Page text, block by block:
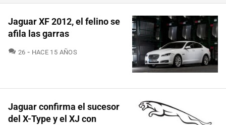
Jaguar XF 2012, el felino se
afila las garras
26 COMENTARIOS
HACE 15 AÑOS
Jaguar confirma el sucesor
del X-Type y el XJ con